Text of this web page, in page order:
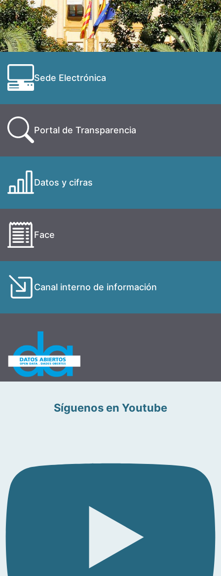
Sede Electrónica
Portal de Transparencia
Datos y cifras
Face
Canal interno de información
Síguenos en Youtube